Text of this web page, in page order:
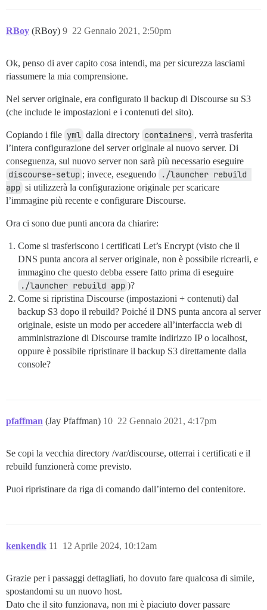
RBoy (RBoy) 22 Gennaio 2021, 2:50pm
9
Ok, penso di aver capito cosa intendi, ma per sicurezza lasciami
riassumere la mia comprensione.
Nel server originale, era configurato il backup di Discourse su S3
(che include le impostazioni e i contenuti del sito).
Copiando i file yml dalla directory containers , verrà trasferita
l’intera configurazione del server originale al nuovo server. Di
conseguenza, sul nuovo server non sarà più necessario eseguire
discourse-setup ; invece, eseguendo
./launcher rebuild
app si utilizzerà la configurazione originale per scaricare
l’immagine più recente e configurare Discourse.
Ora ci sono due punti ancora da chiarire:
Come si trasferiscono i certificati Let’s Encrypt (visto che il
DNS punta ancora al server originale, non è possibile ricrearli, e
immagino che questo debba essere fatto prima di eseguire
./launcher rebuild app )?
Come si ripristina Discourse (impostazioni + contenuti) dal
backup S3 dopo il rebuild? Poiché il DNS punta ancora al server
originale, esiste un modo per accedere all’interfaccia web di
amministrazione di Discourse tramite indirizzo IP o localhost,
oppure è possibile ripristinare il backup S3 direttamente dalla
console?
pfaffman (Jay Pfaffman) 22 Gennaio 2021, 4:17pm
10
Se copi la vecchia directory /var/discourse, otterrai i certificati e il
rebuild funzionerà come previsto.
Puoi ripristinare da riga di comando dall’interno del contenitore.
kenkendk 12 Aprile 2024, 10:12am
11
Grazie per i passaggi dettagliati, ho dovuto fare qualcosa di simile,
spostandomi su un nuovo host.
Dato che il sito funzionava, non mi è piaciuto dover passare